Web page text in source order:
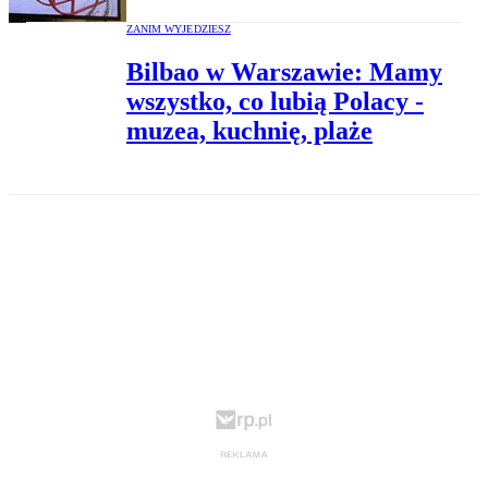
ZANIM WYJEDZIESZ
Bilbao w Warszawie: Mamy
wszystko, co lubią Polacy -
muzea, kuchnię, plaże